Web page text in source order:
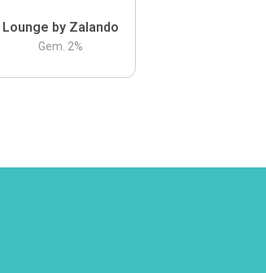
Lounge by Zalando
Gem. 2%